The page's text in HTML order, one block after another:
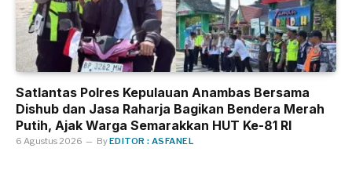
Satlantas Polres Kepulauan Anambas Bersama
Dishub dan Jasa Raharja Bagikan Bendera Merah
Putih, Ajak Warga Semarakkan HUT Ke-81 RI
6 Agustus 2026 ByEDITOR : ASFANEL